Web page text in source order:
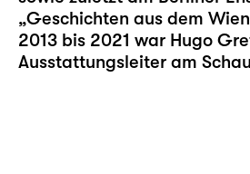
„Geschichten aus dem
2013 bis 2021 war Hugo
Ausstattungsleiter am